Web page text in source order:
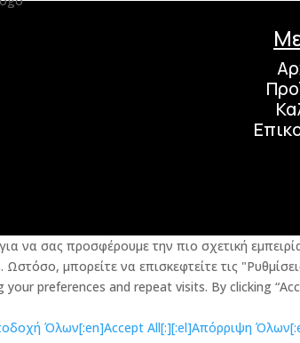
να σας προσφέρουμε την πιο σχετική
μπορείτε να επισκεφτείτε τις
preferences and repeat visits. By clicking
Όλων[:en]Accept All[:][:el]Απόρριψη